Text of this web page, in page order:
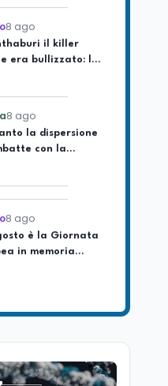
8 ago
il killer
era bullizzato: la
era del nonno
8 ago
la dispersione
con la
della
8 ago
è la Giornata
in memoria
del lavoro.
nel 1956
sul decreto
8 ago